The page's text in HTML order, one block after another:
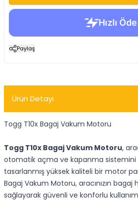
Paylaş
Ürün Detayı
Togg T10x Bagaj Vakum Motoru
Togg T10x Bagaj Vakum Motoru,
otomatik açma ve kapanma sistemini
tasarlanmış yüksek kaliteli bir motor
Bagaj Vakum Motoru, aracınızın
sağlayarak güvenli ve konforlu